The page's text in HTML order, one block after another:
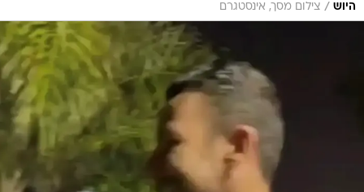
היוש / צילום מסך, אינסטגרם